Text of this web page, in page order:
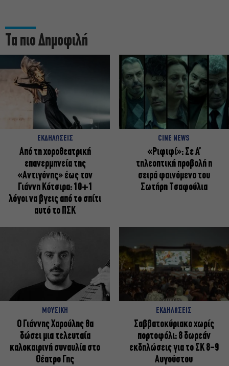
Τα πιο Δημοφιλή
ΕΚΔΗΛΩΣΕΙΣ
Από τη χοροθεατρική
επανερμηνεία της
«Αντιγόνης» έως τον
Γιάννη Κότσιρα: 10+1
λόγοι να βγεις από το σπίτι
αυτό το ΠΣΚ
CINE NEWS
«Ριφιφί»: Σε Α’
τηλεοπτική προβολή η
σειρά φαινόμενο του
Σωτήρη Τσαφούλια
ΜΟΥΣΙΚΗ
Ο Γιάννης Χαρούλης θα
δώσει μια τελευταία
καλοκαιρινή συναυλία στο
Θέατρο Γης
ΕΚΔΗΛΩΣΕΙΣ
Σαββατοκύριακο χωρίς
πορτοφόλι: 8 δωρεάν
εκδηλώσεις για το ΣΚ 8-9
Αυγούστου